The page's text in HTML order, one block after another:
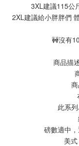
3XL建議115公
2XL建議給小胖胖們
🚧沒有
商品描
此系
磅數適中
美